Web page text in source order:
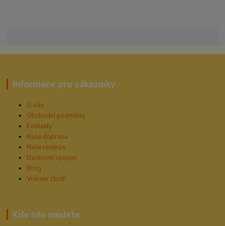
Informace pro zákazníky
O nás
Obchodní podmínky
Kontakty
Naše doprava
Naše recenze
Bankovní spojení
Blog
Vrácení zboží
Kde nás najdete